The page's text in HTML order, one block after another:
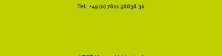
Tel.: +49 (0) 7821 58838 30